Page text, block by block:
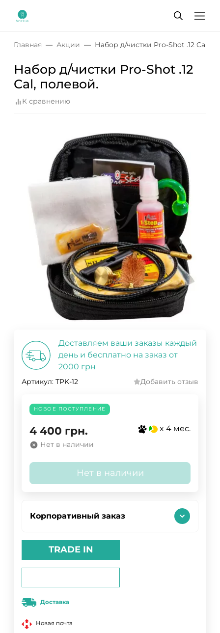
Главная Акции Набор д/чистки Pro-Shot .12 Cal,
Набор д/чистки Pro-Shot .12
Cal, полевой.
К сравнению
Доставляем ваши заказы каждый
день и бесплатно на заказ от
2000 грн
Артикул: TPK-12 Добавить отзыв
НОВОЕ ПОСТУПЛЕНИЕ
4 400 грн. x 4 мес.
Нет в наличии
Нет в наличии
Корпоративный заказ
TRADE IN
Доставка
Новая почта